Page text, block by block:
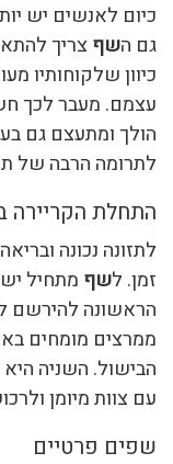
כיום לאנשים יש
גם השףצריך
כיוון שלקוחותיו
עצמם. מעבר לכך
הולך ומתעצם גם
לתרומה הרבה של
התחלת הקריירה
לתזונה נכונה
זמן. לשף מתחיל
הראשונה להירשם
ממרצים מומחים
הבישול. השניה
עם צוות מיומן
שפים פרטיים